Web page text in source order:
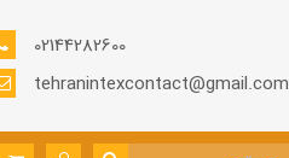
02144282600
tehranintexcontact@gmail.com